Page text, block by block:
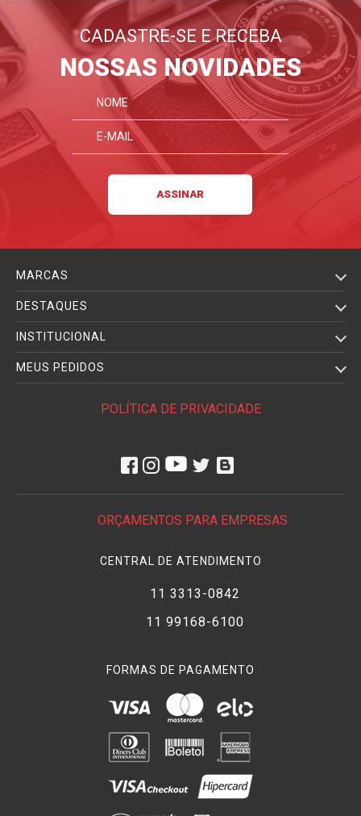
CADASTRE-SE E RECEBA
NOSSAS NOVIDADES
MARCAS
DESTAQUES
INSTITUCIONAL
MEUS PEDIDOS
POLÍTICA DE PRIVACIDADE
ORÇAMENTOS PARA EMPRESAS
CENTRAL DE ATENDIMENTO
11 3313-0842
11 99168-6100
FORMAS DE PAGAMENTO